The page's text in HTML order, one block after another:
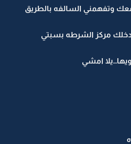
وتفهمني السالفه بالطريق
مركز الشرطه بسبتي
امشي